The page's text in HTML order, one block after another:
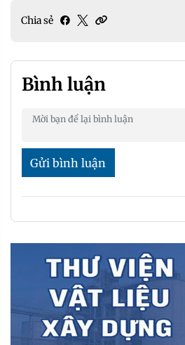
Chia sẻ
Bình luận
Gửi bình luận